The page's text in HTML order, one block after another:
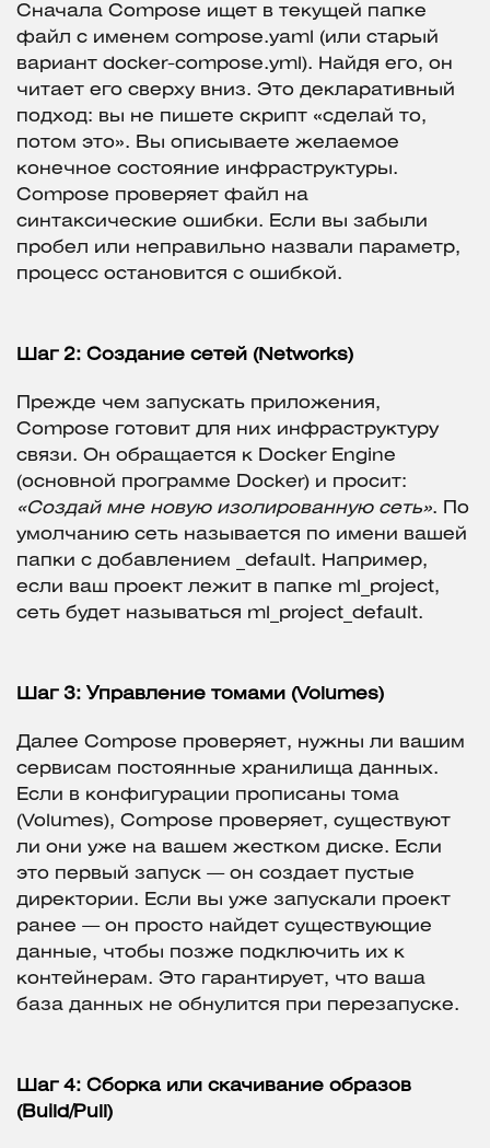
Сначала Compose ищет в текущей папке
файл с именем compose.yaml (или старый
вариант docker-compose.yml). Найдя его, он
читает его сверху вниз. Это декларативный
подход: вы не пишете скрипт «сделай то,
потом это». Вы описываете желаемое
конечное состояние инфраструктуры.
Compose проверяет файл на
синтаксические ошибки. Если вы забыли
пробел или неправильно назвали параметр,
процесс остановится с ошибкой.
Шаг 2: Создание сетей (Networks)
Прежде чем запускать приложения,
Compose готовит для них инфраструктуру
связи. Он обращается к Docker Engine
(основной программе Docker) и просит:
«Создай мне новую изолированную сеть». По
умолчанию сеть называется по имени вашей
папки с добавлением _default. Например,
если ваш проект лежит в папке ml_project,
сеть будет называться ml_project_default.
Шаг 3: Управление томами (Volumes)
Далее Compose проверяет, нужны ли вашим
сервисам постоянные хранилища данных.
Если в конфигурации прописаны тома
(Volumes), Compose проверяет, существуют
ли они уже на вашем жестком диске. Если
это первый запуск — он создает пустые
директории. Если вы уже запускали проект
ранее — он просто найдет существующие
данные, чтобы позже подключить их к
контейнерам. Это гарантирует, что ваша
база данных не обнулится при перезапуске.
Шаг 4: Сборка или скачивание образов
(Build/Pull)